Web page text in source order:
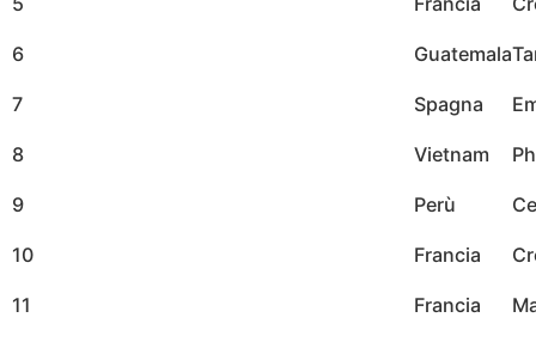
6 Guatemala
7 Spagna
8 Vietnam
9 Perù
10 Francia
11 Francia